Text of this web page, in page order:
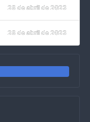
28 de abril de 2023
28 de abril de 2023